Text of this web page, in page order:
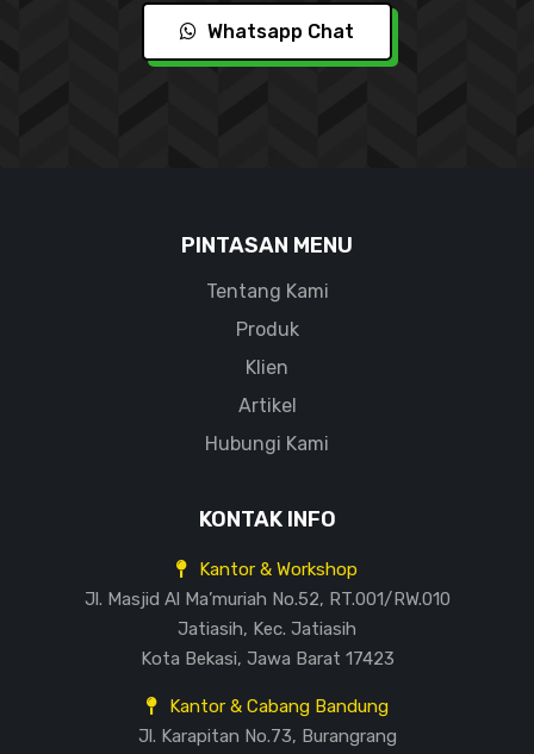
Whatsapp Chat
PINTASAN MENU
Tentang Kami
Produk
Klien
Artikel
Hubungi Kami
KONTAK INFO
Kantor & Workshop
Jl. Masjid Al Ma’muriah No.52, RT.001/RW.010
Jatiasih, Kec. Jatiasih
Kota Bekasi, Jawa Barat 17423
Kantor & Cabang Bandung
Jl. Karapitan No.73, Burangrang